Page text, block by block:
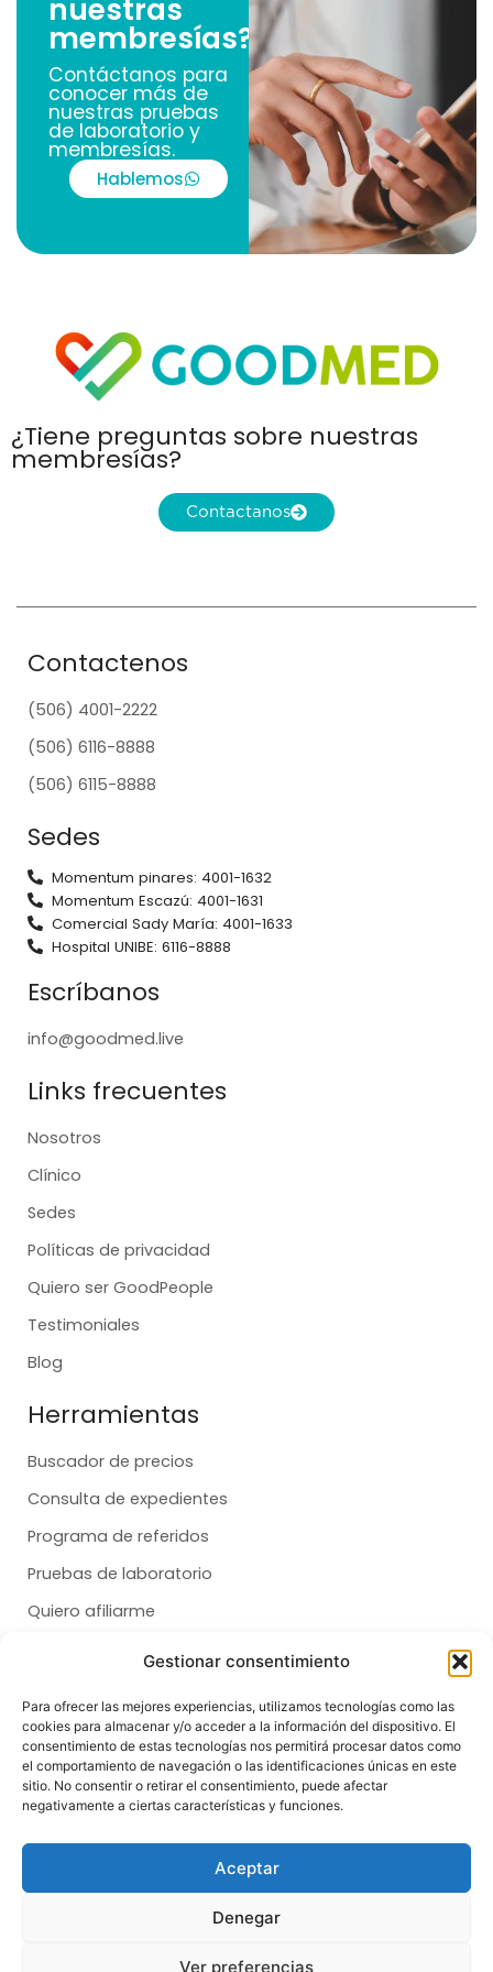
Gestionar consentimiento
Para ofrecer las mejores experiencias, utilizamos tecnologías como las
cookies para almacenar y/o acceder a la información del dispositivo. El
consentimiento de estas tecnologías nos permitirá procesar datos como
el comportamiento de navegación o las identificaciones únicas en este
sitio. No consentir o retirar el consentimiento, puede afectar
negativamente a ciertas características y funciones.
Aceptar
Denegar
Ver preferencias
nuestras
membresías?
Contáctanos para
conocer más de
nuestras pruebas
de laboratorio y
membresías.
Hablemos
¿Tiene preguntas sobre nuestras
membresías?
Contactanos
Contactenos
(506) 4001-2222
(506) 6116-8888
(506) 6115-8888
Sedes
Momentum pinares: 4001-1632
Momentum Escazú: 4001-1631
Comercial Sady María: 4001-1633
Hospital UNIBE: 6116-8888
Escríbanos
info@goodmed.live
Links frecuentes
Nosotros
Clínico
Sedes
Políticas de privacidad
Quiero ser GoodPeople
Testimoniales
Blog
Herramientas
Buscador de precios
Consulta de expedientes
Programa de referidos
Pruebas de laboratorio
Quiero afiliarme
Dental
Salud
Síganos
c
k
s